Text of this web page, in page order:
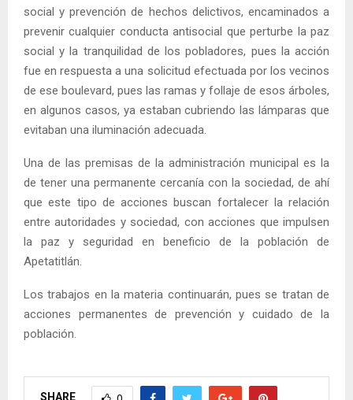
social y prevención de hechos delictivos, encaminados a
prevenir cualquier conducta antisocial que perturbe la paz
social y la tranquilidad de los pobladores, pues la acción
fue en respuesta a una solicitud efectuada por los vecinos
de ese boulevard, pues las ramas y follaje de esos árboles,
en algunos casos, ya estaban cubriendo las lámparas que
evitaban una iluminación adecuada.
Una de las premisas de la administración municipal es la
de tener una permanente cercanía con la sociedad, de ahí
que este tipo de acciones buscan fortalecer la relación
entre autoridades y sociedad, con acciones que impulsen
la paz y seguridad en beneficio de la población de
Apetatitlán.
Los trabajos en la materia continuarán, pues se tratan de
acciones permanentes de prevención y cuidado de la
población.
SHARE